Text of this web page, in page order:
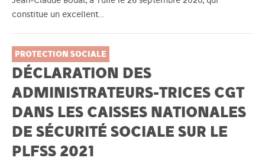
constitue un excellent…
PROTECTION SOCIALE
DÉCLARATION DES
ADMINISTRATEURS-TRICES CGT
DANS LES CAISSES NATIONALES
DE SÉCURITÉ SOCIALE SUR LE
PLFSS 2021